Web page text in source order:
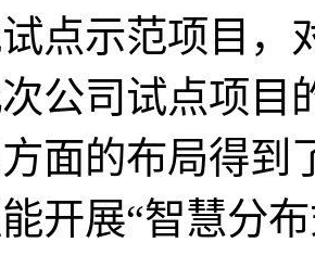
点示范项目，
公司试点项目
面的布局得到
开展“智慧分